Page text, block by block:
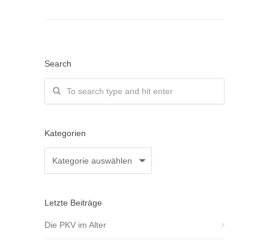
Search
Kategorien
Letzte Beiträge
Die PKV im Alter